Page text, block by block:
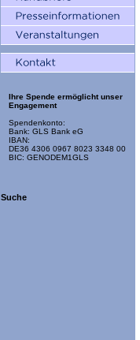
Ihre Spende ermöglicht unser
Engagement
Spendenkonto:
Bank: GLS Bank eG
IBAN:
DE36 4306 0967 8023 3348 00
BIC: GENODEM1GLS
Suche